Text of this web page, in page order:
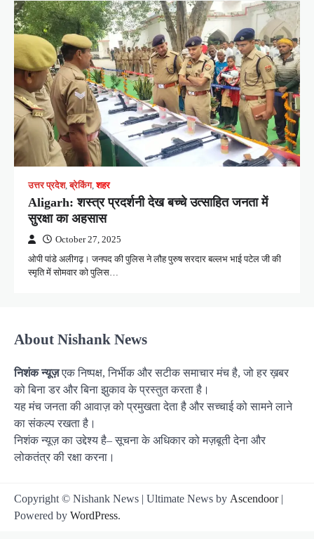
उत्तर प्रदेश,ब्रेकिंग,शहर
Aligarh: शस्त्र प्रदर्शनी देख बच्चे उत्साहित जनता में
सुरक्षा का अहसास
October 27, 2025
ओपी पांडे अलीगढ़। जनपद की पुलिस ने लौह पुरुष सरदार बल्लभ भाई पटेल जी की
स्मृति में सोमवार को पुलिस…
About Nishank News
निशंक न्यूज़एक निष्पक्ष, निर्भीक और सटीक समाचार मंच है, जो हर ख़बर
को बिना डर और बिना झुकाव के प्रस्तुत करता है।
यह मंच जनता की आवाज़ को प्रमुखता देता है और सच्चाई को सामने लाने
का संकल्प रखता है।
निशंक न्यूज़ का उद्देश्य है– सूचना के अधिकार को मज़बूती देना और
लोकतंत्र की रक्षा करना।
Copyright © Nishank News | Ultimate News by Ascendoor|
Powered by WordPress.